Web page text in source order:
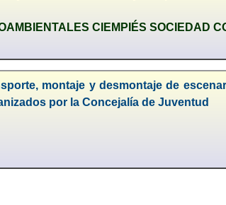
CIEMPIÉS SOCIEDAD
montaje y desmontaje de
por la Concejalía de Juventud